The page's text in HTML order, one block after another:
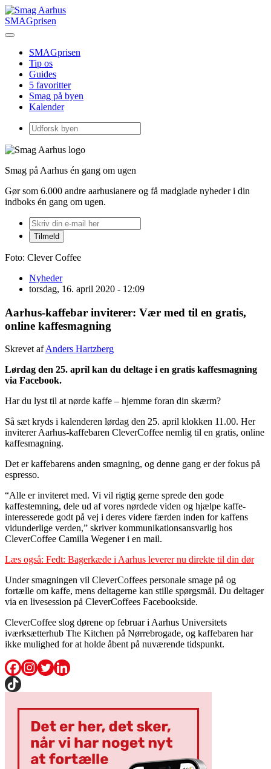
SMAGprisen
SMAGprisen
Tip os
Guides
5 favoritter
Smag på byen
Kalender
Smag på Aarhus én gang om ugen
Gør som 6.000 andre aarhusianere og få madglade nyheder i din
indboks én gang om ugen.
Foto: Clever Coffee
Nyheder
torsdag, 16. april 2020 - 12:09
Aarhus-kaffebar inviterer: Vær med til en gratis,
online kaffesmagning
Skrevet afAnders Hartzberg
Lørdag den 25. april kan du deltage i en gratis kaffesmagning
via Facebook.
Har du lyst til at nørde kaffe – hjemme foran din skærm?
Så sæt kryds i kalenderen lørdag den 25. april klokken 11.00. Her
inviterer Aarhus-kaffebaren CleverCoffee nemlig til en gratis, online
kaffesmagning.
Det er kaffebarens anden smagning, og denne gang er der fokus på
espresso.
“Alle er inviteret med. Vi vil rigtig gerne sprede den gode
kaffestemning, dele ud af vores nørdede viden og hjælpe kaffe-
interesserede godt på vej i deres videre færden inden for kaffens
vidunderlige verden,” skriver kommunikationsansvarlig hos
CleverCoffee Camilla Wegener i en mail.
Læs også: Fedt: Bagerkæde i Aarhus leverer nu direkte til din dør
Under smagningen vil CleverCoffees personale smage på og
fortælle om kaffe, mens deltagerne kan stille spørgsmål. Du deltager
via en livesession på CleverCoffees Facebookside.
CleverCoffee slog dørene op februar i Aarhus Universitets
iværksætterhub The Kitchen på Nørrebrogade, og kaffebaren har
ikke mulighed for at holde åbent på nuværende tidspunkt.